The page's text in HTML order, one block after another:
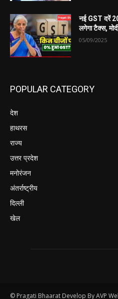
नई GST दरें
लगेगा टैक्स,
05/09/2025
POPULAR CATEGORY
देश
हाथरस
राज्य
उत्तर प्रदेश
मनोरंजन
अंतर्राष्ट्रीय
दिल्ली
खेल
© Pragati Bhaarat Develop By AVP